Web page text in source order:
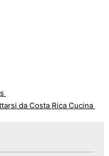
da Costa Rica Cucina